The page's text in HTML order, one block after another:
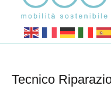
Tecnico